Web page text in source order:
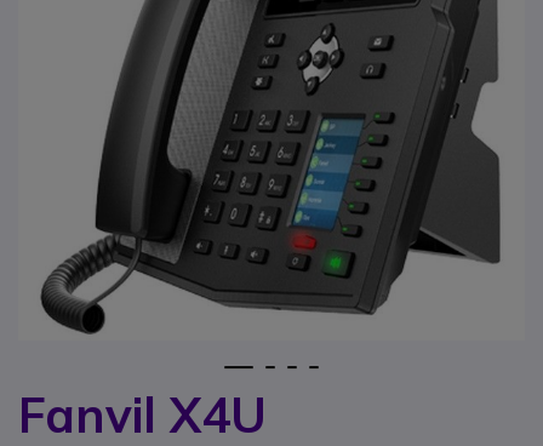
Fanvil X4U
Saltar al comienzo de la galería de imágenes